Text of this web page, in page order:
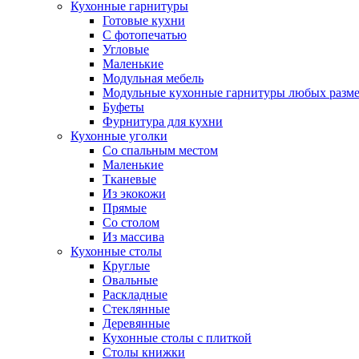
Кухонные гарнитуры
Готовые кухни
С фотопечатью
Угловые
Маленькие
Модульная мебель
Модульные кухонные гарнитуры любых
Буфеты
Фурнитура для кухни
Кухонные уголки
Со спальным местом
Маленькие
Тканевые
Из экокожи
Прямые
Со столом
Из массива
Кухонные столы
Круглые
Овальные
Раскладные
Стеклянные
Деревянные
Кухонные столы с плиткой
Столы книжки